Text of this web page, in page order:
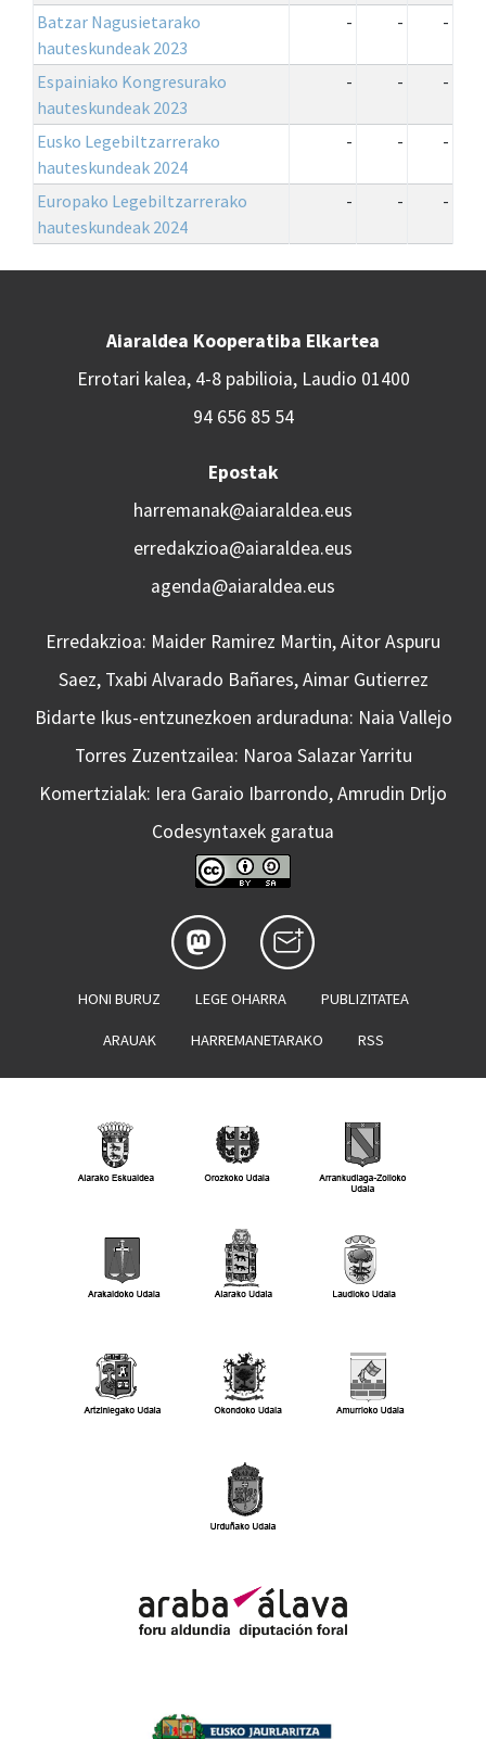
Batzar Nagusietarako
hauteskundeak 2023
- - -
Espainiako Kongresurako
hauteskundeak 2023
- - -
Eusko Legebiltzarrerako
hauteskundeak 2024
- - -
Europako Legebiltzarrerako
hauteskundeak 2024
- - -
Aiaraldea Kooperatiba Elkartea
Errotari kalea, 4-8 pabilioia, Laudio 01400
94 656 85 54
Epostak
harremanak@aiaraldea.eus
erredakzioa@aiaraldea.eus
agenda@aiaraldea.eus
Erredakzioa: Maider Ramirez Martin, Aitor Aspuru
Saez, Txabi Alvarado Bañares, Aimar Gutierrez
Bidarte Ikus-entzunezkoen arduraduna: Naia Vallejo
Torres Zuzentzailea: Naroa Salazar Yarritu
Komertzialak: Iera Garaio Ibarrondo, Amrudin Drljo
Codesyntaxek garatua
HONI BURUZ LEGE OHARRA PUBLIZITATEA
ARAUAK HARREMANETARAKO RSS